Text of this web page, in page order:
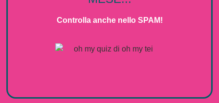
Controlla anche nello SPAM!